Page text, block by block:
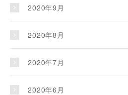
2020年9月
2020年8月
2020年7月
2020年6月